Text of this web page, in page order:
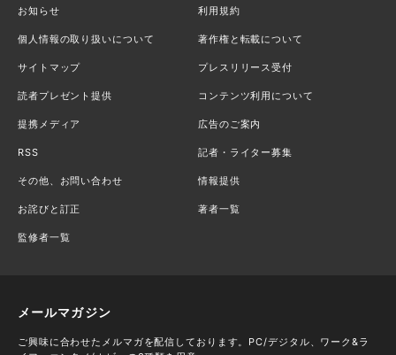
お知らせ 利用規約
個人情報の取り扱いについて 著作権と転載について
サイトマップ プレスリリース受付
読者プレゼント提供 コンテンツ利用について
提携メディア 広告のご案内
RSS 記者・ライター募集
その他、お問い合わせ 情報提供
お詫びと訂正 著者一覧
監修者一覧
メールマガジン
ご興味に合わせたメルマガを配信しております。PC/デジタル、ワーク&ラ